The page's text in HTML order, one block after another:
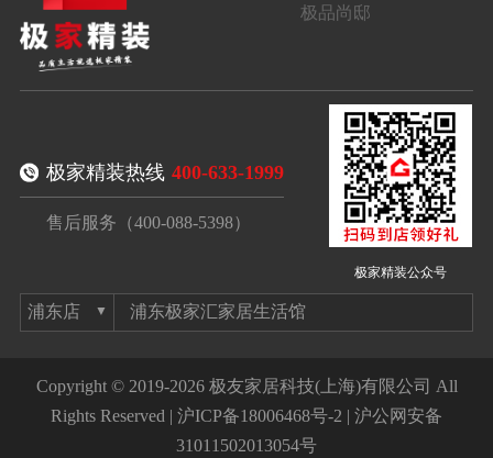
极品尚邸
极家精装热线 400-633-1999
售后服务（400-088-5398）
极家精装公众号
浦东极家汇家居生活馆
Copyright © 2019-2026 极友家居科技(上海)有限公司 All
Rights Reserved | 沪ICP备18006468号-2 | 沪公网安备
31011502013054号